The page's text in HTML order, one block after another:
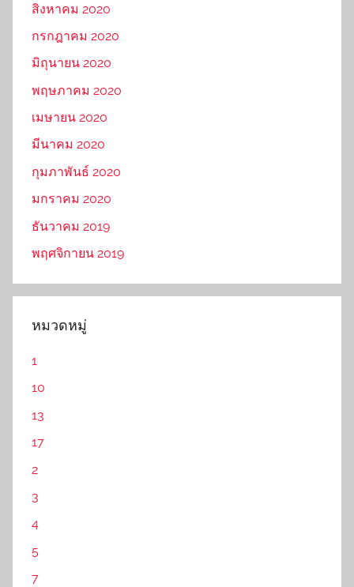
สิงหาคม 2020
กรกฎาคม 2020
มิถุนายน 2020
พฤษภาคม 2020
เมษายน 2020
มีนาคม 2020
กุมภาพันธ์ 2020
มกราคม 2020
ธันวาคม 2019
พฤศจิกายน 2019
หมวดหมู่
1
10
13
17
2
3
4
5
7